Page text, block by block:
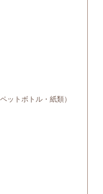
ットボトル・紙類）